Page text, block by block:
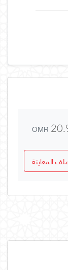
OMR
المعاينة